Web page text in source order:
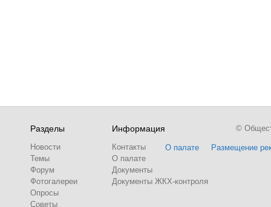
Разделы
Новости
Темы
Форум
Фотогалереи
Опросы
Советы
Информация
Контакты
О палате
Документы
Документы ЖКХ-контроля
О палате Размещение
©